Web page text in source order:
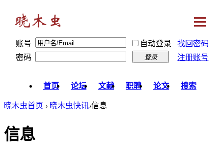
账号 自动登录
找回密码
密码
登录 注册账号
首页 论坛 文献 职聘 论文 搜索
晓木虫首页 › 晓木虫快讯›信息
信息